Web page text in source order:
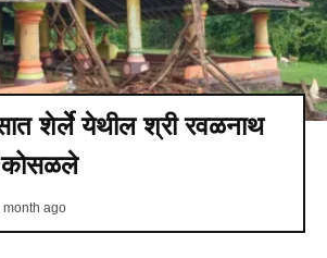
शेर्ले येथील श्री रवळनाथ
कोसळले
month ago